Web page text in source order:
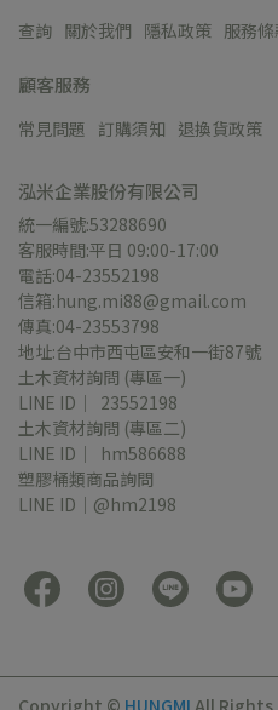
查詢 關於我們 隱私政策 服務條
顧客服務
常見問題 訂購須知 退換貨政策
泓米企業股份有限公司
統一編號:53288690
客服時間:平日 09:00-17:00
電話:04-23552198
信箱:hung.mi88@gmail.com
傳真:04-23553798
地址:台中市西屯區安和一街87號
土木資材詢問 (專區一)
LINE ID｜  23552198
土木資材詢問 (專區二)
LINE ID｜  hm586688
塑膠桶類商品詢問
LINE ID｜@hm2198
Copyright © HUNGMI All Rights